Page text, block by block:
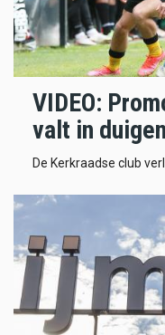
VIDEO:
valt in duigen
De Kerkraadse club